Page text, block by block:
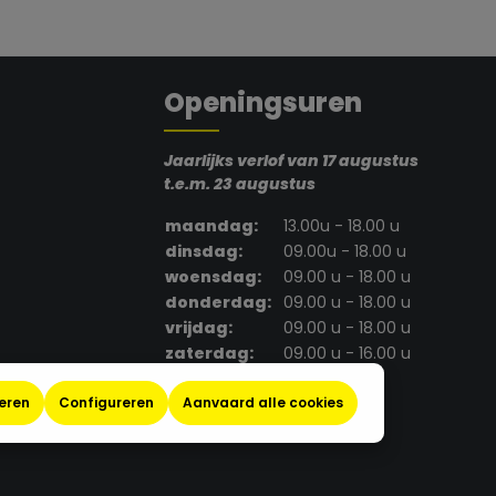
Openingsuren
Jaarlijks verlof van 17 augustus
t.e.m. 23 augustus
maandag:
13.00u - 18.00 u
dinsdag:
09.00u - 18.00 u
woensdag:
09.00 u - 18.00 u
donderdag: 09.00 u - 18.00 u
vrijdag:
09.00 u - 18.00 u
zaterdag:
09.00 u - 16.00 u
zondag:
gesloten
Configureren Aanvaard alle cookies